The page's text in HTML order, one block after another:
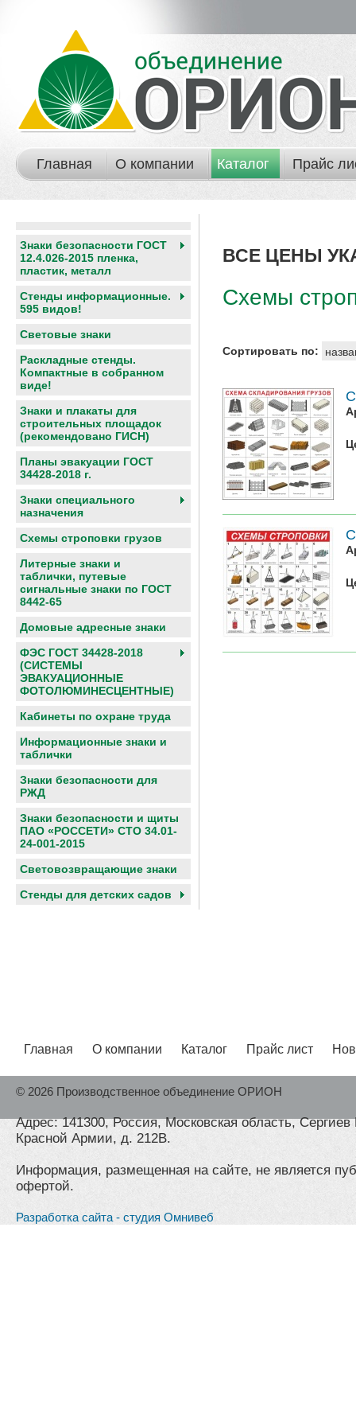
Главная О компании Каталог Прайс
Знаки безопасности ГОСТ
12.4.026-2015 пленка,
пластик, металл
Стенды информационные.
595 видов!
Световые знаки
Раскладные стенды.
Компактные в собранном
виде!
Знаки и плакаты для
строительных площадок
(рекомендовано ГИСН)
Планы эвакуации ГОСТ
34428-2018 г.
Знаки специального
назначения
Схемы строповки грузов
Литерные знаки и
таблички, путевые
сигнальные знаки по ГОСТ
8442-65
Домовые адресные знаки
ФЭС ГОСТ 34428-2018
(СИСТЕМЫ
ЭВАКУАЦИОННЫЕ
ФОТОЛЮМИНЕСЦЕНТНЫЕ)
Кабинеты по охране труда
Информационные знаки и
таблички
Знаки безопасности для
РЖД
Знаки безопасности и щиты
ПАО «РОССЕТИ» СТО 34.01-
24-001-2015
Световозвращающие знаки
Cтенды для детских садов
ВСЕ ЦЕНЫ
Схемы
Сортировать по:
Главная О компании Каталог Прайс лист
© 2026 Производственное объединение ОРИОН
Адрес: 141300, Россия, Московская область,
Красной Армии, д. 212В.
Информация, размещенная на сайте, не является
офертой.
Разработка сайта - студия Омнивеб